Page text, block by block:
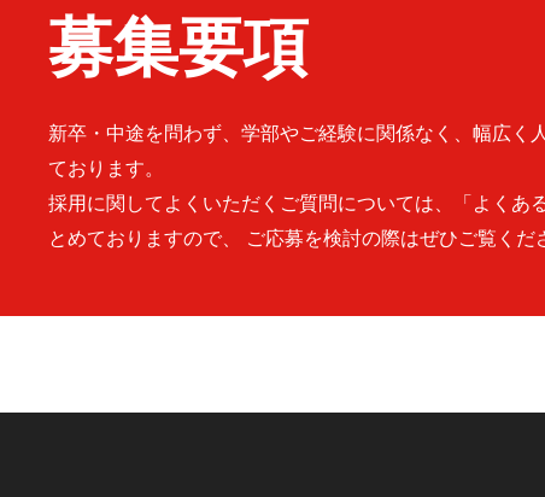
募集要項
新卒・中途を問わず、学部やご経験に関係なく、幅広く
ております。
採用に関してよくいただくご質問については、「よくあ
とめておりますので、 ご応募を検討の際はぜひご覧くだ